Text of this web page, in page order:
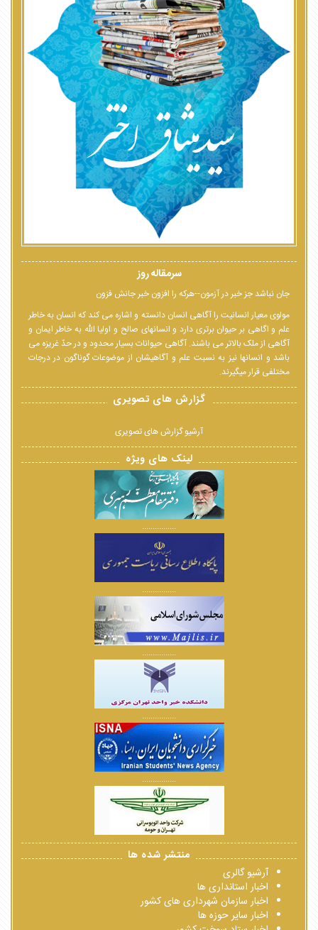
سرمقاله روز
جان نباشد جز خبر در آزمون--هرکه را افزون خبر جانش فزون
مولوی معیار انسانیت را آگاهی انسان دانسته و اشاره می کند که انسان به خاطر
علم و اگاهی بر حیوان برتری دارد و انسانهای صالح و اولیا الله به خاطر ایمان و
آگاهی از ملک بالاتر می باشند. آگاهی حیوانات بسیار محدود و در حدّ غریزه می
باشد و انسانها نیز به نسبت علم و آگاهیشان از موضوعات گوناگون در درجات
مختلفی قرار میگیرند.
گزارش های تصویری
آرشیو گزارش های تصویری
لینک های ویژه
................
................
................
................
................
منتشر شده ها
آرشیو گالری
اخبار استانداری ها
اخبار سازمان شهرداری های کشور
اخبار سایر حوزه ها